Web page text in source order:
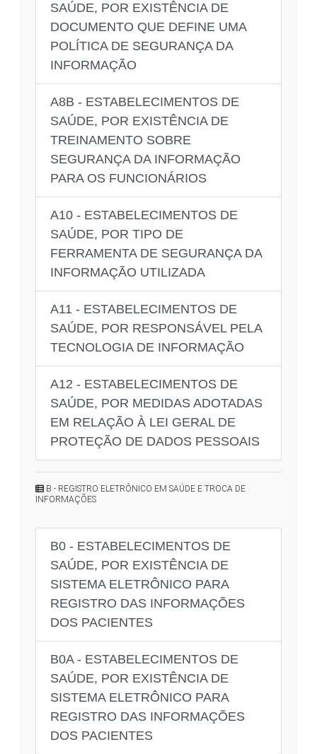
SAÚDE, POR EXISTÊNCIA DE
DOCUMENTO QUE DEFINE UMA
POLÍTICA DE SEGURANÇA DA
INFORMAÇÃO
A8B - ESTABELECIMENTOS DE
SAÚDE, POR EXISTÊNCIA DE
TREINAMENTO SOBRE
SEGURANÇA DA INFORMAÇÃO
PARA OS FUNCIONÁRIOS
A10 - ESTABELECIMENTOS DE
SAÚDE, POR TIPO DE
FERRAMENTA DE SEGURANÇA DA
INFORMAÇÃO UTILIZADA
A11 - ESTABELECIMENTOS DE
SAÚDE, POR RESPONSÁVEL PELA
TECNOLOGIA DE INFORMAÇÃO
A12 - ESTABELECIMENTOS DE
SAÚDE, POR MEDIDAS ADOTADAS
EM RELAÇÃO À LEI GERAL DE
PROTEÇÃO DE DADOS PESSOAIS
B - REGISTRO ELETRÔNICO EM SAÚDE E TROCA DE
INFORMAÇÕES
B0 - ESTABELECIMENTOS DE
SAÚDE, POR EXISTÊNCIA DE
SISTEMA ELETRÔNICO PARA
REGISTRO DAS INFORMAÇÕES
DOS PACIENTES
B0A - ESTABELECIMENTOS DE
SAÚDE, POR EXISTÊNCIA DE
SISTEMA ELETRÔNICO PARA
REGISTRO DAS INFORMAÇÕES
DOS PACIENTES